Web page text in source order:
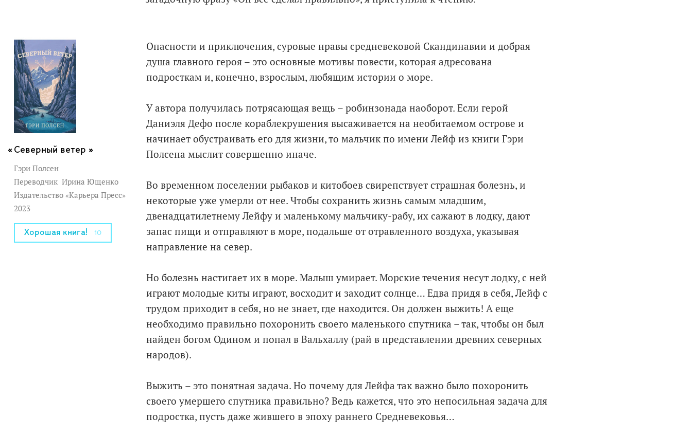
Северный ветер »
Гэри Полсен
Переводчик Ирина Ющенко
Издательство «Карьера Пресс»
2023
Хорошая книга! 10
Опасности и приключения, суровые нравы средневековой Скандинавии и добрая
душа главного героя – это основные мотивы повести, которая адресована
подросткам и, конечно, взрослым, любящим истории о море.
У автора получилась потрясающая вещь – робинзонада наоборот. Если герой
Даниэля Дефо после кораблекрушения высаживается на необитаемом острове и
начинает обустраивать его для жизни, то мальчик по имени Лейф из книги Гэри
Полсена мыслит совершенно иначе.
Во временном поселении рыбаков и китобоев свирепствует страшная болезнь, и
некоторые уже умерли от нее. Чтобы сохранить жизнь самым младшим,
двенадцатилетнему Лейфу и маленькому мальчику-рабу, их сажают в лодку, дают
запас пищи и отправляют в море, подальше от отравленного воздуха, указывая
направление на север.
Но болезнь настигает их в море. Малыш умирает. Морские течения несут лодку, с ней
играют молодые киты играют, восходит и заходит солнце… Едва придя в себя, Лейф с
трудом приходит в себя, но не знает, где находится. Он должен выжить! А еще
необходимо правильно похоронить своего маленького спутника – так, чтобы он был
найден богом Одином и попал в Вальхаллу (рай в представлении древних северных
народов).
Выжить – это понятная задача. Но почему для Лейфа так важно было похоронить
своего умершего спутника правильно? Ведь кажется, что это непосильная задача для
подростка, пусть даже жившего в эпоху раннего Средневековья…